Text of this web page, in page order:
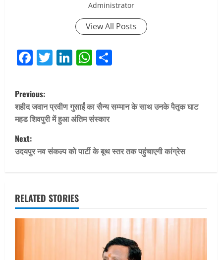
Administrator
View All Posts
Facebook
Twitter
LinkedIn
WhatsApp
P
o
s
t
a
v
Previous:
शहीद जवान प्रवीण गुसाईं का सैन्य सम्मान के साथ उनके पैतृक घाट
महड शिवपुरी में हुआ अंतिम संस्कार
Next:
उदयपुर नव संकल्प को पार्टी के बूथ स्तर तक पहुंचाएगी कांग्रेस
RELATED STORIES